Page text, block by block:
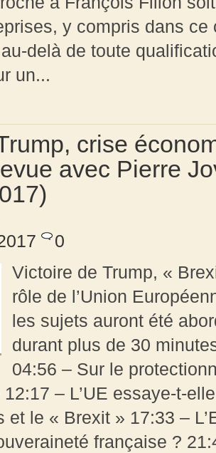
y compris dans
delà de toute
un...
crise
avec Pierre
0
Victoire de Trump, «
rôle de l’Union
les sujets auront été
durant plus de 30
04:56 – Sur le
– L’UE essaye-t-
et le « Brexit » 17:33 –
française ?